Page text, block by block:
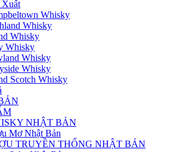
Xuất
Whisky
Whisky
Whisky
Whisky
Whisky
Whisky
Scotch Whisky
NHẬT BẢN
Mơ Nhật Bản
TRUYỀN THỐNG NHẬT BẢN